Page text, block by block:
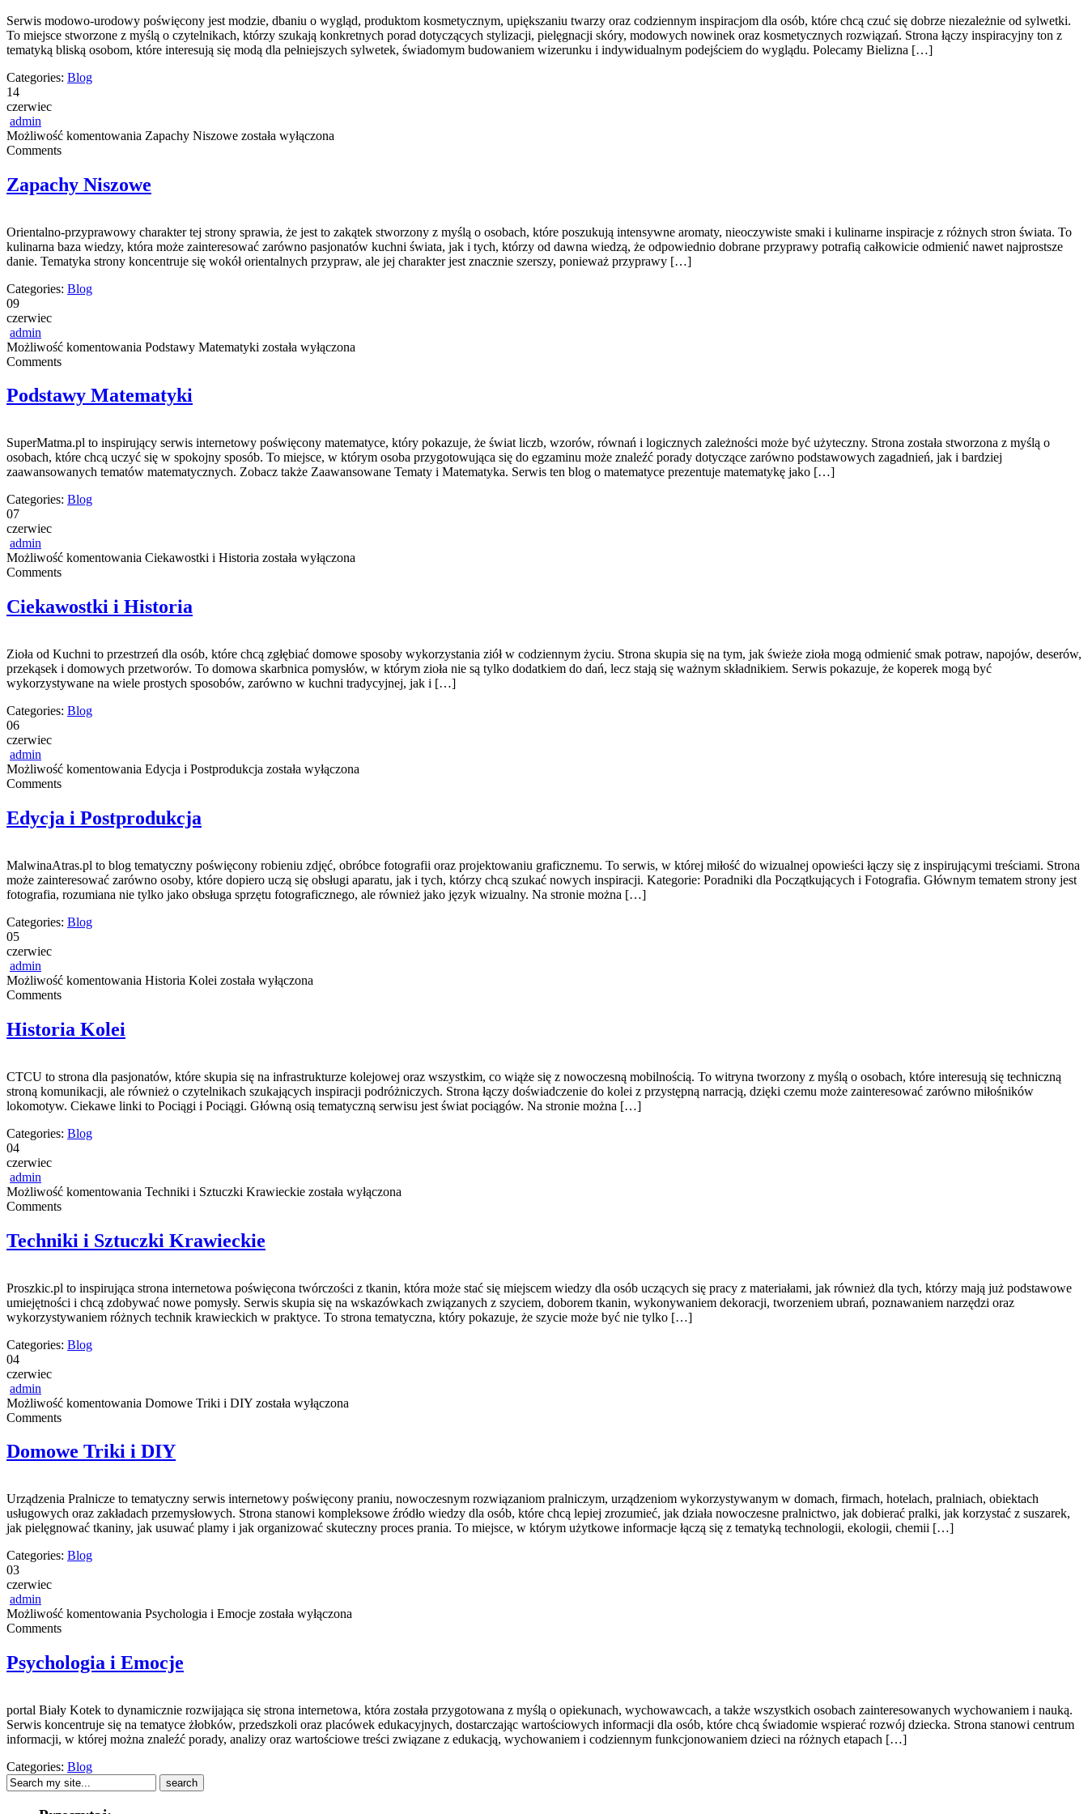
Serwis modowo-urodowy poświęcony jest modzie, dbaniu o wygląd, produktom kosmetycznym, upiększaniu twarzy oraz codziennym inspiracjom dla osób, które chcą czuć się dobrze niezależnie od sylwetki.
To miejsce stworzone z myślą o czytelnikach, którzy szukają konkretnych porad dotyczących stylizacji, pielęgnacji skóry, modowych nowinek oraz kosmetycznych rozwiązań. Strona łączy inspiracyjny ton z
tematyką bliską osobom, które interesują się modą dla pełniejszych sylwetek, świadomym budowaniem wizerunku i indywidualnym podejściem do wyglądu. Polecamy Bielizna […]
Categories: Blog
14
czerwiec
admin
Możliwość komentowania Zapachy Niszowe została wyłączona
Comments
Zapachy Niszowe
Orientalno-przyprawowy charakter tej strony sprawia, że jest to zakątek stworzony z myślą o osobach, które poszukują intensywne aromaty, nieoczywiste smaki i kulinarne inspiracje z różnych stron świata. To
kulinarna baza wiedzy, która może zainteresować zarówno pasjonatów kuchni świata, jak i tych, którzy od dawna wiedzą, że odpowiednio dobrane przyprawy potrafią całkowicie odmienić nawet najprostsze
danie. Tematyka strony koncentruje się wokół orientalnych przypraw, ale jej charakter jest znacznie szerszy, ponieważ przyprawy […]
Categories: Blog
09
czerwiec
admin
Możliwość komentowania Podstawy Matematyki została wyłączona
Comments
Podstawy Matematyki
SuperMatma.pl to inspirujący serwis internetowy poświęcony matematyce, który pokazuje, że świat liczb, wzorów, równań i logicznych zależności może być użyteczny. Strona została stworzona z myślą o
osobach, które chcą uczyć się w spokojny sposób. To miejsce, w którym osoba przygotowująca się do egzaminu może znaleźć porady dotyczące zarówno podstawowych zagadnień, jak i bardziej
zaawansowanych tematów matematycznych. Zobacz także Zaawansowane Tematy i Matematyka. Serwis ten blog o matematyce prezentuje matematykę jako […]
Categories: Blog
07
czerwiec
admin
Możliwość komentowania Ciekawostki i Historia została wyłączona
Comments
Ciekawostki i Historia
Zioła od Kuchni to przestrzeń dla osób, które chcą zgłębiać domowe sposoby wykorzystania ziół w codziennym życiu. Strona skupia się na tym, jak świeże zioła mogą odmienić smak potraw, napojów, deserów,
przekąsek i domowych przetworów. To domowa skarbnica pomysłów, w którym zioła nie są tylko dodatkiem do dań, lecz stają się ważnym składnikiem. Serwis pokazuje, że koperek mogą być
wykorzystywane na wiele prostych sposobów, zarówno w kuchni tradycyjnej, jak i […]
Categories: Blog
06
czerwiec
admin
Możliwość komentowania Edycja i Postprodukcja została wyłączona
Comments
Edycja i Postprodukcja
MalwinaAtras.pl to blog tematyczny poświęcony robieniu zdjęć, obróbce fotografii oraz projektowaniu graficznemu. To serwis, w której miłość do wizualnej opowieści łączy się z inspirującymi treściami. Strona
może zainteresować zarówno osoby, które dopiero uczą się obsługi aparatu, jak i tych, którzy chcą szukać nowych inspiracji. Kategorie: Poradniki dla Początkujących i Fotografia. Głównym tematem strony jest
fotografia, rozumiana nie tylko jako obsługa sprzętu fotograficznego, ale również jako język wizualny. Na stronie można […]
Categories: Blog
05
czerwiec
admin
Możliwość komentowania Historia Kolei została wyłączona
Comments
Historia Kolei
CTCU to strona dla pasjonatów, które skupia się na infrastrukturze kolejowej oraz wszystkim, co wiąże się z nowoczesną mobilnością. To witryna tworzony z myślą o osobach, które interesują się techniczną
stroną komunikacji, ale również o czytelnikach szukających inspiracji podróżniczych. Strona łączy doświadczenie do kolei z przystępną narracją, dzięki czemu może zainteresować zarówno miłośników
lokomotyw. Ciekawe linki to Pociągi i Pociągi. Główną osią tematyczną serwisu jest świat pociągów. Na stronie można […]
Categories: Blog
04
czerwiec
admin
Możliwość komentowania Techniki i Sztuczki Krawieckie została wyłączona
Comments
Techniki i Sztuczki Krawieckie
Proszkic.pl to inspirująca strona internetowa poświęcona twórczości z tkanin, która może stać się miejscem wiedzy dla osób uczących się pracy z materiałami, jak również dla tych, którzy mają już podstawowe
umiejętności i chcą zdobywać nowe pomysły. Serwis skupia się na wskazówkach związanych z szyciem, doborem tkanin, wykonywaniem dekoracji, tworzeniem ubrań, poznawaniem narzędzi oraz
wykorzystywaniem różnych technik krawieckich w praktyce. To strona tematyczna, który pokazuje, że szycie może być nie tylko […]
Categories: Blog
04
czerwiec
admin
Możliwość komentowania Domowe Triki i DIY została wyłączona
Comments
Domowe Triki i DIY
Urządzenia Pralnicze to tematyczny serwis internetowy poświęcony praniu, nowoczesnym rozwiązaniom pralniczym, urządzeniom wykorzystywanym w domach, firmach, hotelach, pralniach, obiektach
usługowych oraz zakładach przemysłowych. Strona stanowi kompleksowe źródło wiedzy dla osób, które chcą lepiej zrozumieć, jak działa nowoczesne pralnictwo, jak dobierać pralki, jak korzystać z suszarek,
jak pielęgnować tkaniny, jak usuwać plamy i jak organizować skuteczny proces prania. To miejsce, w którym użytkowe informacje łączą się z tematyką technologii, ekologii, chemii […]
Categories: Blog
03
czerwiec
admin
Możliwość komentowania Psychologia i Emocje została wyłączona
Comments
Psychologia i Emocje
portal Biały Kotek to dynamicznie rozwijająca się strona internetowa, która została przygotowana z myślą o opiekunach, wychowawcach, a także wszystkich osobach zainteresowanych wychowaniem i nauką.
Serwis koncentruje się na tematyce żłobków, przedszkoli oraz placówek edukacyjnych, dostarczając wartościowych informacji dla osób, które chcą świadomie wspierać rozwój dziecka. Strona stanowi centrum
informacji, w której można znaleźć porady, analizy oraz wartościowe treści związane z edukacją, wychowaniem i codziennym funkcjonowaniem dzieci na różnych etapach […]
Categories: Blog